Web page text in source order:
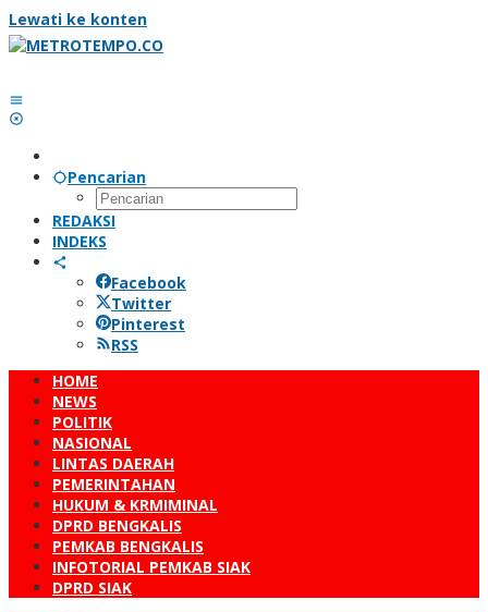
Lewati ke konten
Pencarian
REDAKSI
INDEKS
Facebook
Twitter
Pinterest
RSS
HOME
NEWS
POLITIK
NASIONAL
LINTAS DAERAH
PEMERINTAHAN
HUKUM & KRMIMINAL
DPRD BENGKALIS
PEMKAB BENGKALIS
INFOTORIAL PEMKAB SIAK
DPRD SIAK